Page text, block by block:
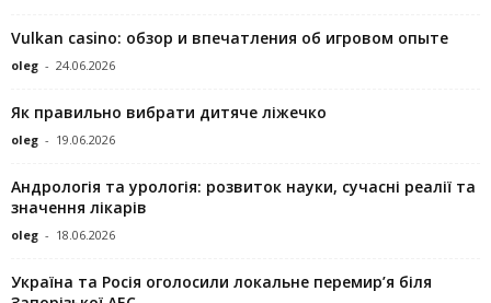
Vulkan casino: обзор и впечатления об игровом опыте
oleg - 24.06.2026
Як правильно вибрати дитяче ліжечко
oleg - 19.06.2026
Андрологія та урологія: розвиток науки, сучасні реалії та
значення лікарів
oleg - 18.06.2026
Україна та Росія оголосили локальне перемир’я біля